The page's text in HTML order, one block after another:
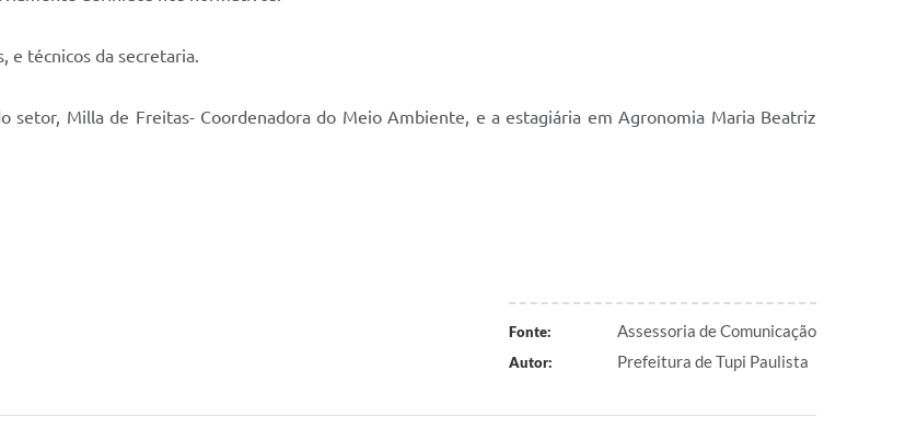
e técnicos da secretaria.
setor, Milla de Freitas- Coordenadora do Meio Ambiente, e a estagiária em Agronomia Maria Beatriz
Fonte: Assessoria de Comunicação
Autor: Prefeitura de Tupi Paulista